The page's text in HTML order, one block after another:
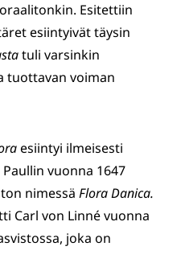
Esitettiin
esiintyivät täysin
tuli varsinkin
tuottavan voiman
esiintyi ilmeisesti
vuonna 1647
nimessä Flora Danica.
Carl von Linné vuonna
joka on